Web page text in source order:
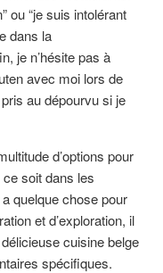
ou “je suis intolérant
dans la
je n’hésite pas à
avec moi lors de
au dépourvu si je
d’options pour
soit dans les
quelque chose pour
et d’exploration, il
cuisine belge
spécifiques.